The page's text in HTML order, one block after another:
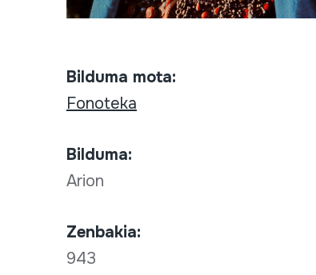
Bilduma mota:
Fonoteka
Bilduma:
Arion
Zenbakia:
943